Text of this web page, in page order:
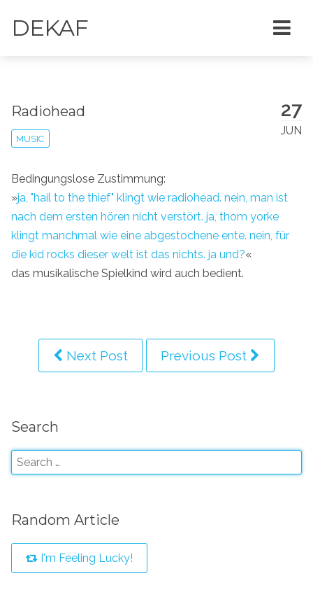
DEKAF
27
JUN
Radiohead
MUSIC
Bedingungslose Zustimmung:
»ja, "hail to the thief" klingt wie radiohead. nein, man ist
nach dem ersten hören nicht verstört. ja, thom yorke
klingt manchmal wie eine abgestochene ente. nein, für
die kid rocks dieser welt ist das nichts. ja und?«
das musikalische Spielkind wird auch bedient.
Next Post Previous Post
Search
Random Article
I'm Feeling Lucky!